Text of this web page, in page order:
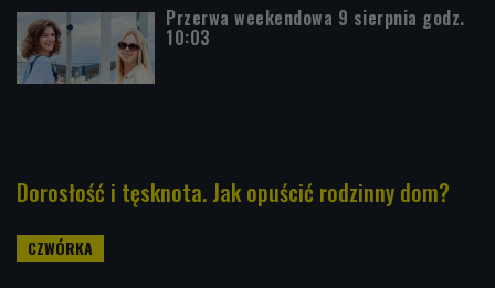
Przerwa weekendowa 9 sierpnia godz.
10:03
Dorosłość i tęsknota. Jak opuścić rodzinny dom?